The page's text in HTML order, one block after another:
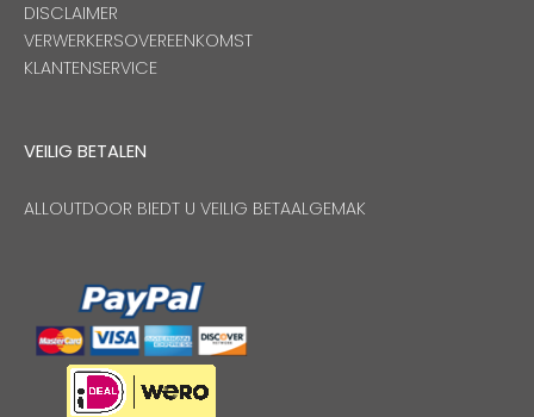
DISCLAIMER
VERWERKERSOVEREENKOMST
KLANTENSERVICE
VEILIG BETALEN
ALLOUTDOOR BIEDT U VEILIG BETAALGEMAK